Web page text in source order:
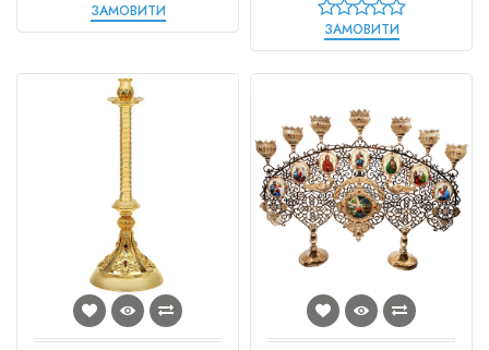
ЗАМОВИТИ
ЗАМОВИТИ